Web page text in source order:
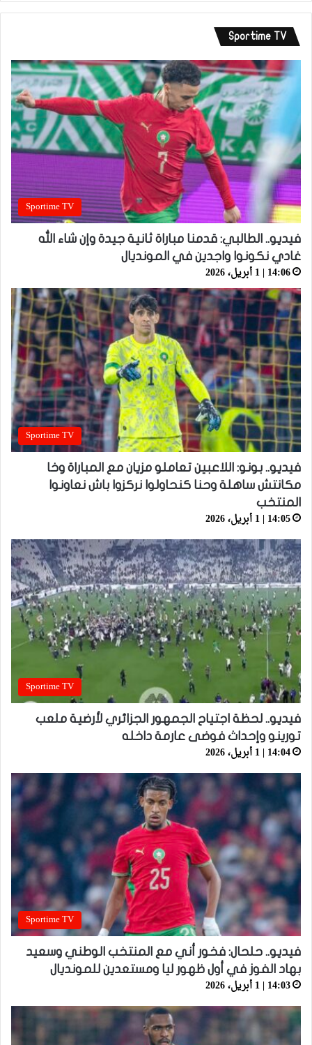
Sportime TV
Sportime TV
فيديو.. الطالبي: قدمنا مباراة ثانية جيدة وإن شاء الله
غادي نكونوا واجدين في المونديال
14:06 | 1 أبريل، 2026
Sportime TV
فيديو.. بونو: اللاعبين تعاملو مزيان مع المباراة وخا
مكانتش ساهلة وحنا كنحاولوا نركزوا باش نعاونوا
المنتخب
14:05 | 1 أبريل، 2026
Sportime TV
فيديو.. لحظة اجتياح الجمهور الجزائري لأرضية ملعب
تورينو وإحداث فوضى عارمة داخله
14:04 | 1 أبريل، 2026
Sportime TV
فيديو.. حلحال: فخور أني مع المنتخب الوطني وسعيد
بهاد الفوز في أول ظهور ليا ومستعدين للمونديال
14:03 | 1 أبريل، 2026